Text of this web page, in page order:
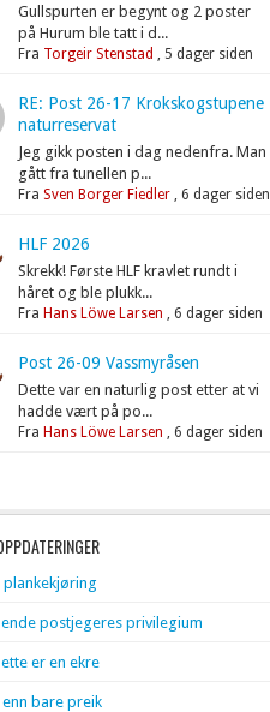
Gullspurten er begynt og 2 poster
på Hurum ble tatt i d...
Fra Torgeir Stenstad , 5 dager siden
RE: Post 26-17 Krokskogstupene
naturreservat
Jeg gikk posten i dag nedenfra. Man
gått fra tunellen p...
Fra Sven Borger Fiedler, 6 dager siden
HLF 2026
Skrekk! Første HLF kravlet rundt i
håret og ble plukk...
Fra Hans Löwe Larsen , 6 dager siden
Post 26-09 Vassmyråsen
Dette var en naturlig post etter at vi
hadde vært på po...
Fra Hans Löwe Larsen , 6 dager siden
plankekjøring
postjegeres privilegium
er en ekre
bare preik